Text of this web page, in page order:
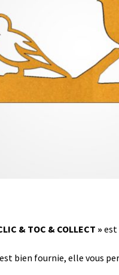
& TOC & COLLECT » est
bien fournie, elle vous